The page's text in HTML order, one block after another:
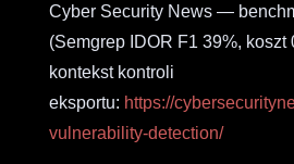
Cyber Security News —
(Semgrep IDOR F1 39%, koszt
kontekst kontroli
eksportu: https://
vulnerability-detection/